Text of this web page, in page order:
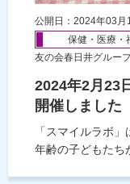
公開日：2024年03月
保健・医療・
友の会春日井グルー
2024年2月23
開催しました
「スマイルラボ
年齢の子どもたち